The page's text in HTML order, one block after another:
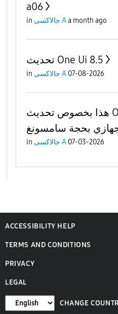
a06
in جالاكسى Aa month ago
تحديث One Ui 8.5
in جالاكسى A 07-08-2026
هذا بخصوص تحديث One Ui 8.5 الذي لم
بحجة سامسونغ
in جالاكسى A 07-03-2026
ACCESSIBILITY HELP
TERMS AND CONDITIONS
PRIVACY
LEGAL
CHANGE